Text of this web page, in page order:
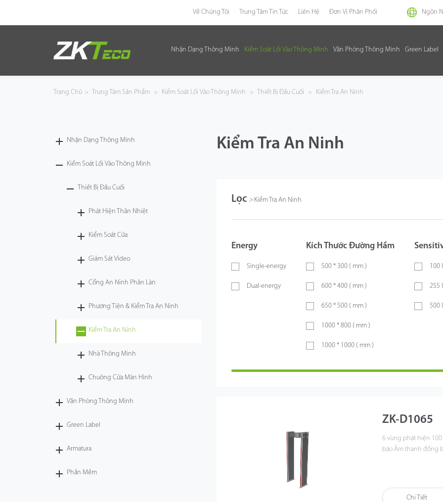
Về Chúng Tôi Trung Tâm Tin Tức Liên Hệ Đơn Vị Phân Phối Ngôn
Nhận Dạng Thông Minh Kiểm Soát Lối Vào Thông Minh Văn Phòng Thông Minh Green Label
Kiểm Soát Lối Vào Thông Minh
Trang Chủ > Trung Tâm Sản Phẩm > Kiểm Soát Lối Vào Thông Minh > Thiết Bị Đầu Cuối > Kiểm Tra An Ninh
Nhận Dạng Thông Minh
Kiểm Soát Lối Vào Thông Minh
Thiết Bị Đầu Cuối
Phát Hiện Thân Nhiệt
Kiểm Soát Cửa
Giám Sát Video
Cổng An Ninh Phân Làn
Phương Tiện & Kiểm Tra An Ninh
Kiểm Tra An Ninh
Nhà Thông Minh
Chuông Cửa Màn Hình
Văn Phòng Thông Minh
Green Label
Armatura
Phần Mềm
Kiểm Tra An Ninh
Lọc > Kiểm Tra An Ninh
Energy
Single-energy
Dual-energy
Kích Thước Đường Hầm
500 * 300 ( mm )
600 * 400 ( mm )
650 * 500 ( mm )
1000 * 800 ( mm )
1000 * 1000 ( mm )
100
255
500
ZK-D1065
6 vùng phát hiện 100
báo Âm thanh đồng
Chi Tiết